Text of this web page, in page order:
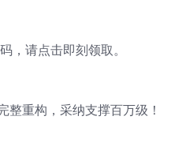
，请点击即刻领取。
重构，采纳支撑百万级！